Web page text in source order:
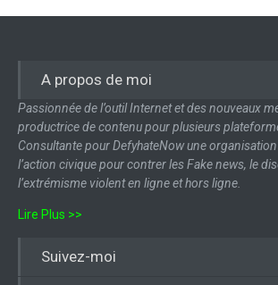
A propos de moi
Passionnée de l’outil Internet et des nouveaux
productrice de contenu pour plusieurs
Consultante pour DefyhateNow une
l’action civique pour contrer les Fake news, le
l’extrémisme violent en ligne et hors ligne.
Lire Plus >>
Suivez-moi